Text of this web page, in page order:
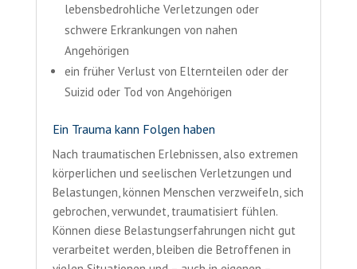
lebensbedrohliche Verletzungen oder
schwere Erkrankungen von nahen
Angehörigen
ein früher Verlust von Elternteilen oder der
Suizid oder Tod von Angehörigen
Ein Trauma kann Folgen haben
Nach traumatischen Erlebnissen, also extremen
körperlichen und seelischen Verletzungen und
Belastungen, können Menschen verzweifeln, sich
gebrochen, verwundet, traumatisiert fühlen.
Können diese Belastungserfahrungen nicht gut
verarbeitet werden, bleiben die Betroffenen in